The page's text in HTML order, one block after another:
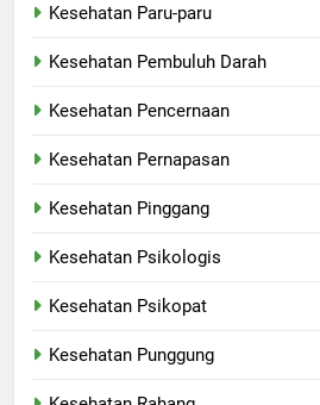
Kesehatan Paru-paru
Kesehatan Pembuluh Darah
Kesehatan Pencernaan
Kesehatan Pernapasan
Kesehatan Pinggang
Kesehatan Psikologis
Kesehatan Psikopat
Kesehatan Punggung